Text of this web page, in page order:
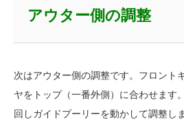
アウター側の調整
次はアウター側の調整です。フロント
ヤをトップ（一番外側）に合わせます
回しガイドプーリーを動かして調整しま